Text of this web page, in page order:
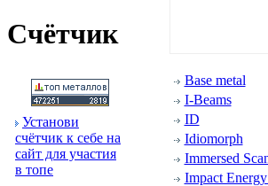
Счётчик
Установи
счётчик к себе на
сайт для участия
в топе
Base metal
I-Beams
ID
Idiomorph
Immersed
Impact